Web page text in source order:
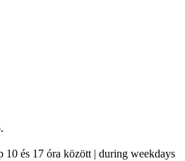
10 és 17 óra között | during weekdays